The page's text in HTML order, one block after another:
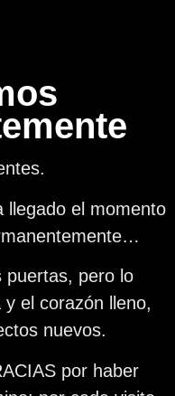
llegado el momento
puertas, pero lo
el corazón lleno,
nuevos.
por haber